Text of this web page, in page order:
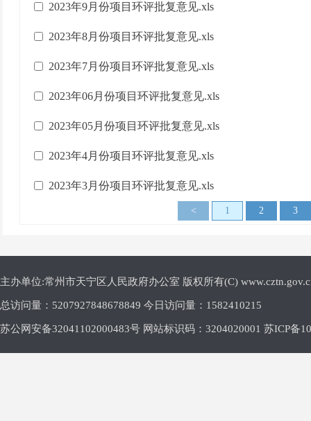
2023年9月份项目环评批复意见.xls
2023年8月份项目环评批复意见.xls
2023年7月份项目环评批复意见.xls
2023年06月份项目环评批复意见.xls
2023年05月份项目环评批复意见.xls
2023年4月份项目环评批复意见.xls
2023年3月份项目环评批复意见.xls
< 1 2 3
主办单位:常州市天宁区人民政府办公室 版权所有(C)
总访问量： 5207927848678849 今日访问量： 1582410215
苏公网安备32041102000483号 网站标识码：3204020001 苏ICP备